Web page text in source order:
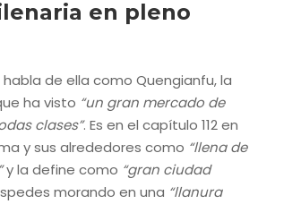
en pleno
habla de ella como Quengianfu, la
ha visto “un gran mercado de
clases”. Es en el capítulo 112 en
y sus alrededores como “llena de
y la define como “gran ciudad
morando en una “llanura